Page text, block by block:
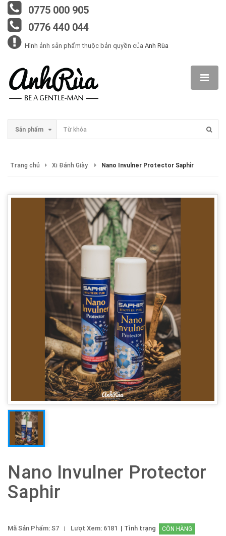
0775 000 905
0776 440 044
Hình ảnh sản phẩm thuộc bản quyền của Anh Rùa
Sản phẩm
Trang chủ Xi Đánh Giày Nano Invulner Protector Saphir
Nano Invulner Protector
Saphir
Mã Sản Phẩm: S7 Lượt Xem: 6181 | Tình trạng CÒN HÀNG